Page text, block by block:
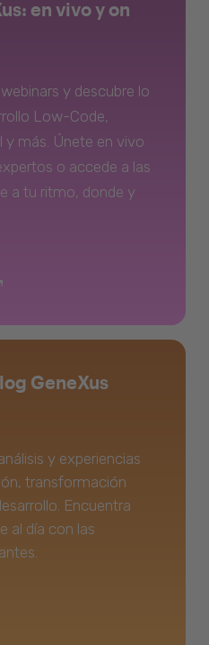
en vivo y on
y descubre lo
Low-Code,
más. Únete en vivo
o accede a las
a tu ritmo, donde y
GeneXus
y experiencias
transformación
Encuentra
al día con las